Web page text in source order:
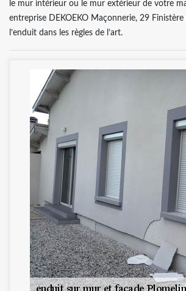
le mur intérieur ou le mur extérieur de votre
entreprise DEKOEKO Maçonnerie, 29
l’enduit dans les règles de l’art.